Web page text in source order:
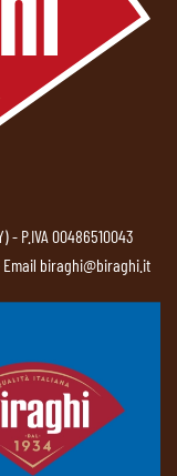
- P.IVA 00486510043
biraghi@biraghi.it